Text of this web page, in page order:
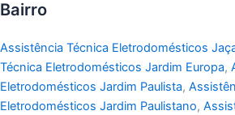
Bairro
Assistência Técnica Eletrodomésticos
Técnica Eletrodomésticos Jardim Europa,
Eletrodomésticos Jardim Paulista,
Eletrodomésticos Jardim Paulistano,